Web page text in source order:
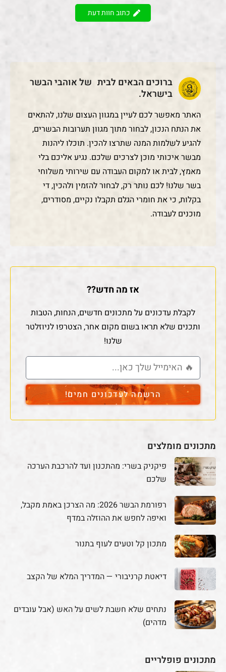
כתוב חוות דעת
ברוכים הבאים לבית של אוהבי הבשר
בישראל.
האתר מאפשר לכם לעיין במגוון העצום שלנו, להתאים
את הנתח הנכון, לבחור מתוך מגוון תערובות הבשרים,
להגיע לשלמות המנה שתרצו להכין. תוכלו ליהנות
מבשר איכותי מוכן לצרכים שלכם. נגיע אליכם בלי
מאמץ, לבית או למקום העבודה עם שירותי משלוחי
בשר שלנו! לכם נותר רק, לבחור להזמין ולהכין, די
בקלות, כי את חומרי הגלם תקבלו נקיים, מסודרים,
מוכנים לעבודה.
אז מה חדש??
לקבלת עדכונים על מתכונים חדשים, הנחות, הטבות
ותכנים שלא תראו בשום מקום אחר, הצטרפו לניוזלטר
שלנו!
הרשמה לעדכונים חמים!
מתכונים מומלצים
פיקניק בשרי: מהתכנון ועד להרכבת הערכה
שלכם
רפורמת הבשר 2026: מה הצרכן באמת מקבל,
ואיפה לחפש את ההוזלה במדף
מתכון קל וטעים לעוף בתנור
דיאטת קרניבורי — המדריך המלא של הקצב
נתחים שלא חשבת לשים על האש (אבל עובדים
מדהים)
מתכונים פופלריים